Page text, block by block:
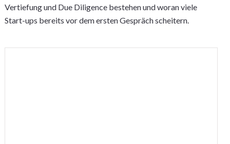
Vertiefung und Due Diligence bestehen und woran viele
Start-ups bereits vor dem ersten Gespräch scheitern.